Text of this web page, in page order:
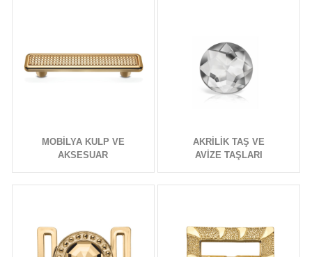
MOBİLYA KULP VE
AKSESUAR
AKRİLİK TAŞ VE
AVİZE TAŞLARI